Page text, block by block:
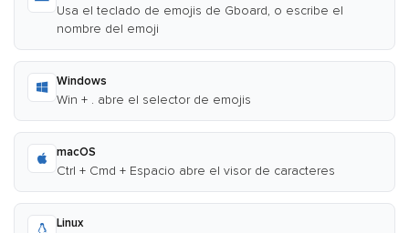
Usa el teclado de emojis de Gboard, o escribe el
nombre del emoji
Windows
Win + . abre el selector de emojis
macOS
Ctrl + Cmd + Espacio abre el visor de caracteres
Linux